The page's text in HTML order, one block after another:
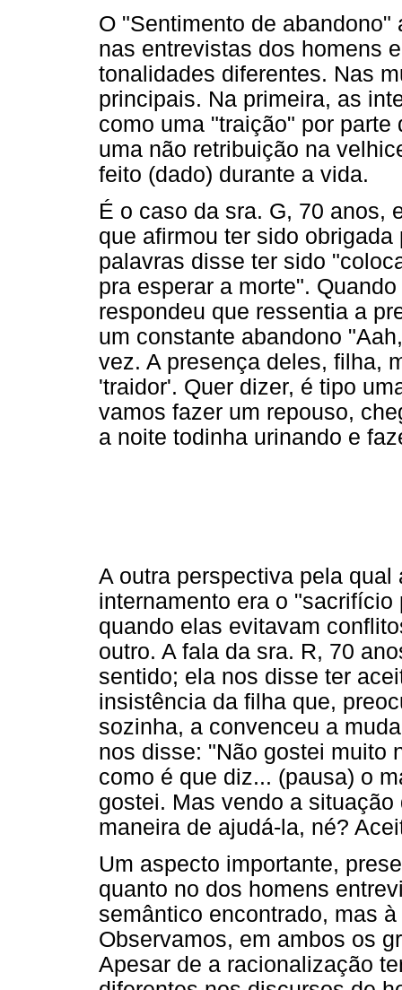
O "Sentimento de
nas entrevistas dos homens
tonalidades diferentes. Nas
principais. Na primeira, as
como uma "traição" por
uma não retribuição na
feito (dado) durante a vida.
É o caso da sra. G, 70 anos,
que afirmou ter sido
palavras disse ter sido
pra esperar a morte".
respondeu que ressentia a
um constante abandono
vez. A presença deles, filha,
'traidor'. Quer dizer, é tipo
vamos fazer um repouso,
a noite todinha urinando e
A outra perspectiva pela
internamento era o
quando elas evitavam
outro. A fala da sra. R, 70
sentido; ela nos disse ter
insistência da filha que,
sozinha, a convenceu a
nos disse: "Não gostei muito
como é que diz... (pausa) o
gostei. Mas vendo a
maneira de ajudá-la, né?
Um aspecto importante,
quanto no dos homens
semântico encontrado, mas
Observamos, em ambos os
Apesar de a racionalização